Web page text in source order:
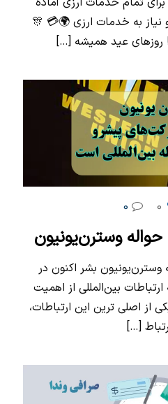
به خدمات ارزی 🌍💳 🎊
روزهای عید همیشه […]
0
0
وسترن‌یونیون بشر اکنون در
بین‌المللی از اهمیت
از اصلی ترین این ارتباطات،
[…]